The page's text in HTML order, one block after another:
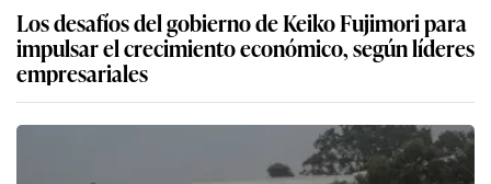
Los desafíos del gobierno de Keiko Fujimori para
impulsar el crecimiento económico, según líderes
empresariales